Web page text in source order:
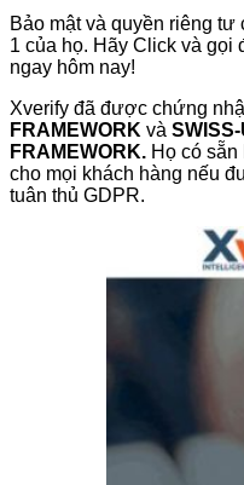
Bảo mật và quyền riêng
1 của họ. Hãy Click và
ngay hôm nay!
Xverify đã được chứng
FRAMEWORK và
FRAMEWORK. Họ có sẵn
cho mọi khách hàng nếu
tuân thủ GDPR.